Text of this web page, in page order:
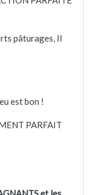
pâturages, Il
est bon !
PARFAIT